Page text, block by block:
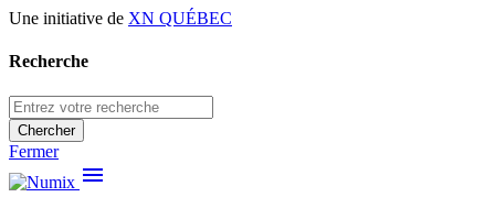
Une initiative de XN QUÉBEC
Recherche
Chercher
Fermer
menu